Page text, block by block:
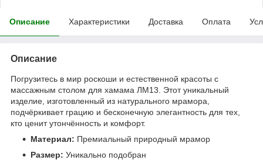
Описание Характеристики Доставка Оплата
Описание
Погрузитесь в мир роскоши и естественной красоты с
массажным столом для хамама ЛМ13. Этот уникальный
изделие, изготовленный из натурального мрамора,
подчёркивает грацию и бесконечную элегантность для тех,
кто ценит утончённость и комфорт.
Материал: Премиальный природный мрамор
Размер: Уникально подобран